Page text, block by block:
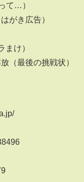
て…）
がき広告）
まけ）
（最後の挑戦状）